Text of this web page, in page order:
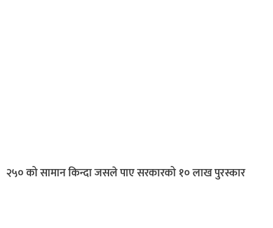
२५० को सामान किन्दा जसले पाए सरकारको १० लाख पुरस्कार